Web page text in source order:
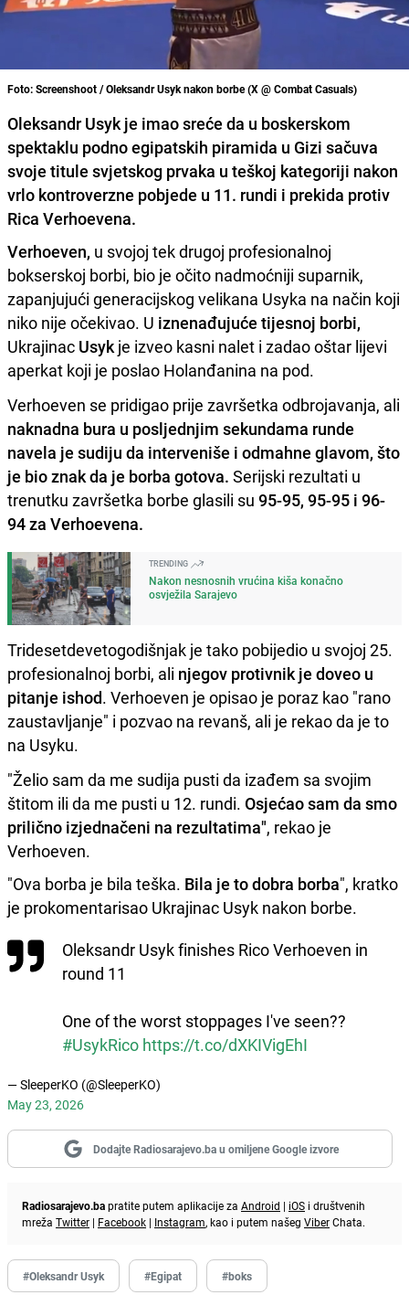
Foto: Screenshoot / Oleksandr Usyk nakon borbe (X @ Combat Casuals)
Oleksandr Usyk je imao sreće da u boskerskom
spektaklu podno egipatskih piramida u Gizi sačuva
svoje titule svjetskog prvaka u teškoj kategoriji nakon
vrlo kontroverzne pobjede u 11. rundi i prekida protiv
Rica Verhoevena.
Verhoeven, u svojoj tek drugoj profesionalnoj
bokserskoj borbi, bio je očito nadmoćniji suparnik,
zapanjujući generacijskog velikana Usyka na način koji
niko nije očekivao. U iznenađujuće tijesnoj borbi,
Ukrajinac Usyk je izveo kasni nalet i zadao oštar lijevi
aperkat koji je poslao Holanđanina na pod.
Verhoeven se pridigao prije završetka odbrojavanja, ali
naknadna bura u posljednjim sekundama runde
navela je sudiju da interveniše i odmahne glavom, što
je bio znak da je borba gotova. Serijski rezultati u
trenutku završetka borbe glasili su 95-95, 95-95 i 96-
94 za Verhoevena.
TRENDING
Nakon nesnosnih vrućina kiša konačno
osvježila Sarajevo
Tridesetdevetogodišnjak je tako pobijedio u svojoj 25.
profesionalnoj borbi, ali njegov protivnik je doveo u
pitanje ishod. Verhoeven je opisao je poraz kao "rano
zaustavljanje" i pozvao na revanš, ali je rekao da je to
na Usyku.
"Želio sam da me sudija pusti da izađem sa svojim
štitom ili da me pusti u 12. rundi. Osjećao sam da smo
prilično izjednačeni na rezultatima", rekao je
Verhoeven.
"Ova borba je bila teška. Bila je to dobra borba", kratko
je prokomentarisao Ukrajinac Usyk nakon borbe.
Oleksandr Usyk finishes Rico Verhoeven in
round 11
One of the worst stoppages I've seen??
#UsykRico https://t.co/dXKIVigEhI
— SleeperKO (@SleeperKO)
May 23, 2026
Dodajte Radiosarajevo.ba u omiljene Google izvore
Radiosarajevo.bapratite putem aplikacije za Android | iOS i društvenih
mreža Twitter | Facebook | Instagram, kao i putem našeg ViberChata.
#Oleksandr Usyk #Egipat #boks